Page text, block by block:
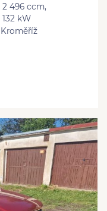
2 496 ccm,
132 kW
Kroměříž